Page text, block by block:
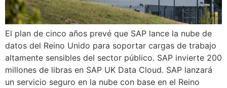
El plan de cinco años prevé que SAP lance la nube de
datos del Reino Unido para soportar cargas de trabajo
altamente sensibles del sector público. SAP invierte 200
millones de libras en SAP UK Data Cloud. SAP lanzará
un servicio seguro en la nube con base en el Reino